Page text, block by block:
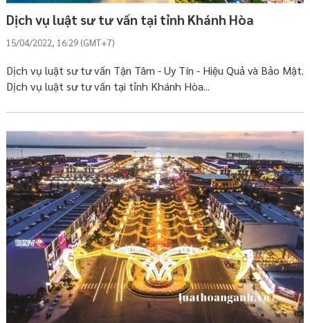
Dịch vụ luật sư tư vấn tại tỉnh Khánh Hòa
15/04/2022, 16:29 (GMT+7)
Dịch vụ luật sư tư vấn Tận Tâm - Uy Tín - Hiệu Quả và Bảo Mật.
Dịch vụ luật sư tư vấn tại tỉnh Khánh Hòa...